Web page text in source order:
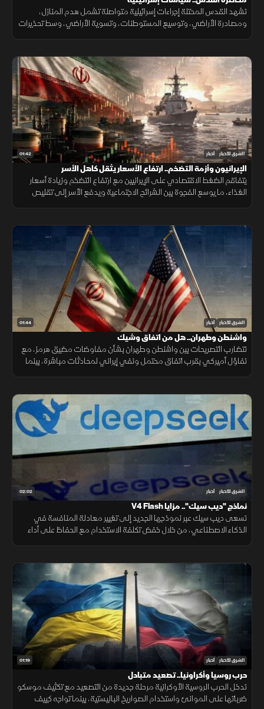
تشهد القدس المحتلة إجراءات إسرائيلية متواصلة تشمل هدم المنازل،
ومصادرة الأراضي، وتوسيع المستوطنات، وتسوية الأراضي، وسط تحذيرات
01:42 الشرق للأخبار أخبار
الإيرانيون وأزمة التضخم.. ارتفاع الأسعار يثقل كاهل الأسر
يتفاقم الضغط الاقتصادي على الإيرانيين مع ارتفاع التضخم وزيادة أسعار
الغذاء، ما يوسع الفجوة بين الشرائح الاجتماعية ويدفع الأسر إلى تقليص
01:44 الشرق للأخبار أخبار
واشنطن وطهران.. هل من اتفاق وشيك
تتضارب التصريحات بين واشنطن وطهران بشأن مفاوضات مضيق هرمز، مع
تفاؤل أميركي بقرب اتفاق محتمل ونفي إيراني لمحادثات مباشرة، بينما
02:02 الشرق للأخبار أخبار
نماذج "ديب سيك".. مزايا V4 Flash
تسعى ديب سيك عبر نموذجها الجديد إلى تغيير معادلة المنافسة في
الذكاء الاصطناعي، من خلال خفض تكلفة الاستخدام مع الحفاظ على أداء
01:19 الشرق للأخبار أخبار
حرب روسيا وأكراونيا.. تصعيد متبادل
تدخل الحرب الروسية الأوكرانية مرحلة جديدة من التصعيد مع تكثيف موسكو
ضرباتها على الموانئ واستخدام الصواريخ الباليستية، بينما تواجه كييف